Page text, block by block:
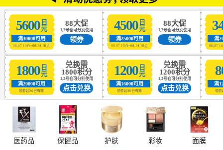
5600日元
满30000可用
08.07 10点~08.14 10点
88大促
1,2号仓可分别使用
领券
4500日元
满25000可用
08.07 10点~08.14 10点
88大促
1,2号仓可分别使用
领券 满
08.07
1800日元
满20000可用
领券起30日有效
兑换需
1800积分
1,2号仓可分别使用
点击兑换
1200日元
满16000可用
领券起30日有效
兑换需
1200积分
1,2号仓可分别使用
点击兑换
满
领券
医药品 保健品 护肤 彩妆 面膜